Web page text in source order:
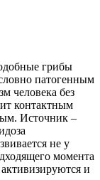
грибы
патогенным
человека без
контактным
Источник –
не у
момента
и